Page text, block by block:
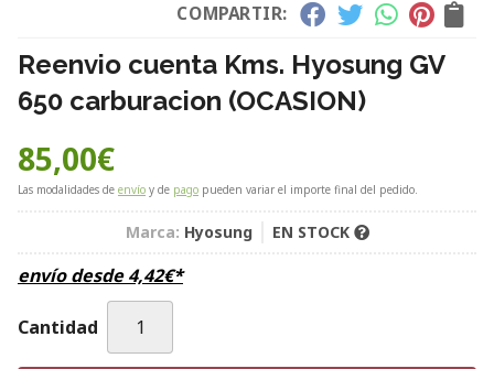
COMPARTIR:
Reenvio cuenta Kms. Hyosung GV
650 carburacion (OCASION)
85,00€
Las modalidades de envío y de pago pueden variar el importe final del pedido.
Marca: Hyosung EN STOCK
envío desde4,42€*
Cantidad